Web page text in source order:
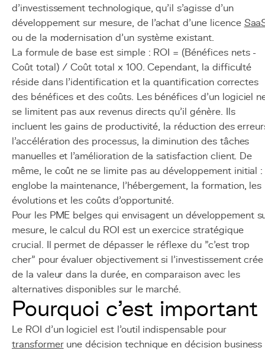
d'investissement technologique, qu'il s'agisse d'un
développement sur mesure, de l'achat d'une licence
ou de la modernisation d'un système existant.
La formule de base est simple : ROI = (Bénéfices nets -
Coût total) / Coût total x 100. Cependant, la difficulté
réside dans l'identification et la quantification correctes
des bénéfices et des coûts. Les bénéfices d'un logiciel
se limitent pas aux revenus directs qu'il génère. Ils
incluent les gains de productivité, la réduction des
l'accélération des processus, la diminution des tâches
manuelles et l'amélioration de la satisfaction client. De
même, le coût ne se limite pas au développement initial
englobe la maintenance, l'hébergement, la formation, les
évolutions et les coûts d'opportunité.
Pour les PME belges qui envisagent un développement
mesure, le calcul du ROI est un exercice stratégique
crucial. Il permet de dépasser le réflexe du "c'est trop
cher" pour évaluer objectivement si l'investissement crée
de la valeur dans la durée, en comparaison avec les
alternatives disponibles sur le marché.
Pourquoi c'est important
Le ROI d'un logiciel est l'outil indispensable pour
transformerune décision technique en décision business